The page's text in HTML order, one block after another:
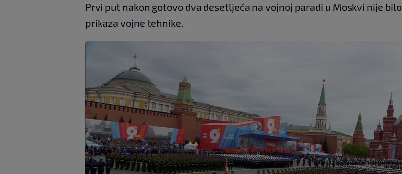
Prvi put nakon gotovo dva desetljeća na vojnoj paradi u Moskvi nije bilo
prikaza vojne tehnike.